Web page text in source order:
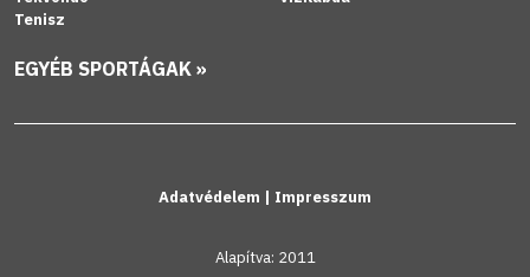
Tenisz
EGYÉB SPORTÁGAK »
Adatvédelem | Impresszum
Alapítva: 2011